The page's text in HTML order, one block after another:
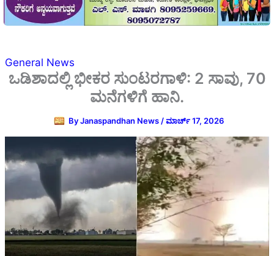
General News
ಒಡಿಶಾದಲ್ಲಿ ಭೀಕರ ಸುಂಟರಗಾಳಿ: 2 ಸಾವು, 70
ಮನೆಗಳಿಗೆ ಹಾನಿ.
ByJanaspandhan News /ಮಾರ್ಚ್ 17, 2026